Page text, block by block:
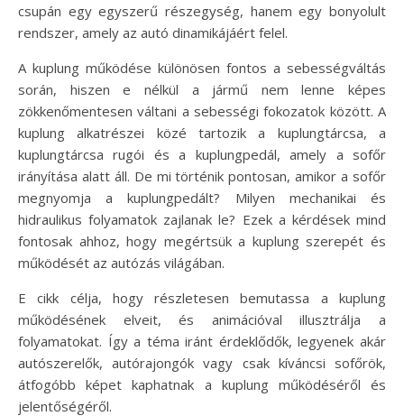
csupán egy egyszerű részegység, hanem egy bonyolult
rendszer, amely az autó dinamikájáért felel.
A kuplung működése különösen fontos a sebességváltás
során, hiszen e nélkül a jármű nem lenne képes
zökkenőmentesen váltani a sebességi fokozatok között. A
kuplung alkatrészei közé tartozik a kuplungtárcsa, a
kuplungtárcsa rugói és a kuplungpedál, amely a sofőr
irányítása alatt áll. De mi történik pontosan, amikor a sofőr
megnyomja a kuplungpedált? Milyen mechanikai és
hidraulikus folyamatok zajlanak le? Ezek a kérdések mind
fontosak ahhoz, hogy megértsük a kuplung szerepét és
működését az autózás világában.
E cikk célja, hogy részletesen bemutassa a kuplung
működésének elveit, és animációval illusztrálja a
folyamatokat. Így a téma iránt érdeklődők, legyenek akár
autószerelők, autórajongók vagy csak kíváncsi sofőrök,
átfogóbb képet kaphatnak a kuplung működéséről és
jelentőségéről.